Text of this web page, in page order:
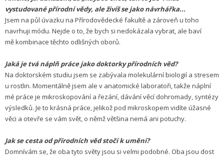
vystudované přírodní vědy, ale živíš se jako návrhářka...
Jsem na půl úvazku na Přírodovědecké fakultě a zároveň u toho
navrhuji módu. Nejde o to, že bych si nedokázala vybrat, ale baví
mě kombinace těchto odlišných oborů.
Jaká je tvá náplň práce jako doktorky přírodních věd?
Na doktorském studiu jsem se zabývala molekulární biologií a stresem
u rostlin. Momentálně jsem ale v anatomické laboratoři, takže náplní
mé práce je mikroskopování a řezání, dávání věcí dohromady, syntézy
výsledků. Je to krásná práce, jelikož pod mikroskopem vidíte úžasné
věci a otevře se vám svět, o němž většina nemá ani potuchy.
Jak se cesta od přírodních věd stočí k umění?
Domnívám se, že oba tyto světy jsou si velmi podobné. Oba jsou dost